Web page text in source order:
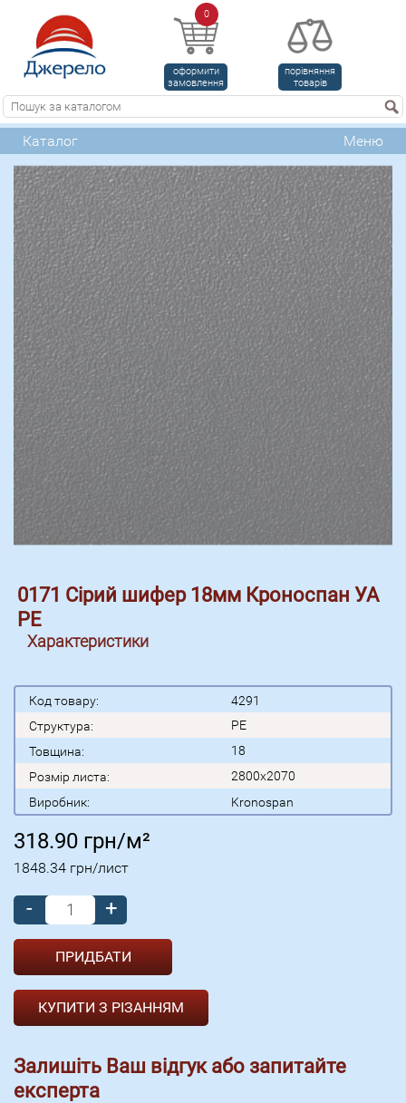
0
оформити
замовлення
порівняння
товарів
Каталог Меню
0171 Сірий шифер 18мм Кроноспан УА
PE
Характеристики
Код товару:
4291
Структура:
PE
Товщина:
18
Розмір листа:
2800x2070
Виробник:
Kronospan
318.90 грн/м²
1848.34 грн/лист
- +
КУПИТИ З РІЗАННЯМ
Залишіть Ваш відгук або запитайте
експерта